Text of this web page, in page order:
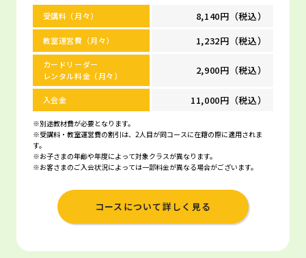
受講料（月々） 8,140円（税込）
教室運営費（月々） 1,232円（税込）
カードリーダー
レンタル料金（月々）
2,900円（税込）
入会金 11,000円（税込）
※別途教材費が必要となります。
※受講料・教室運営費の割引は、2人目が同コースに在籍の際に適用されま
す。
※お子さまの年齢や年度によって対象クラスが異なります。
※お客さまのご入会状況によっては一部料金が異なる場合がございます。
コースについて詳しく見る